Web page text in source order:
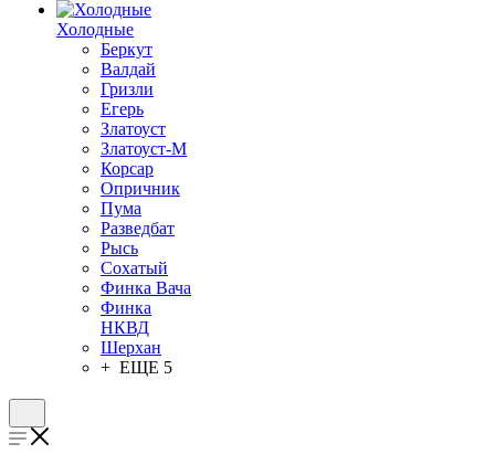
Холодные
Беркут
Валдай
Гризли
Егерь
Златоуст
Златоуст-М
Корсар
Опричник
Пума
Разведбат
Рысь
Сохатый
Финка Вача
Финка
НКВД
Шерхан
+ ЕЩЕ 5